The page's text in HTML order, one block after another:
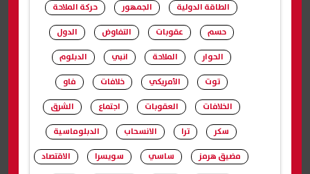
الطاقة الدولية
الجمهور
حركة الملاحة
حسم
عقوبات التفاوض
الدول
الحوار
الملاحة انبي
الدبلوم
توت
الأمريكي خلافات
فاو
الخلافات
العقوبات اجتماع
الشرق
سكر
ترا الانسحاب
الدبلوماسية
مضيق هرمز
ساسي سويسرا
الاقتصاد